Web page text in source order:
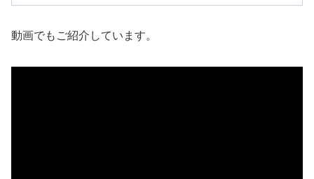
動画でもご紹介しています。